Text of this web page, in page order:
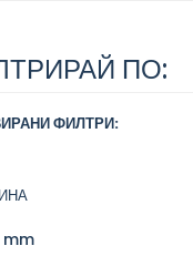
ПО:
ФИЛТРИ:
mm